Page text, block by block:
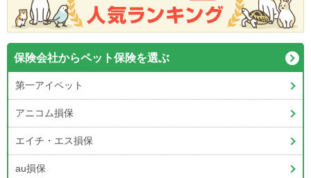
保険会社からペット保険を選ぶ
第一アイペット
アニコム損保
エイチ・エス損保
au損保